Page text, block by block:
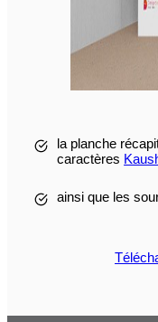
la planche
caractères
ainsi que les